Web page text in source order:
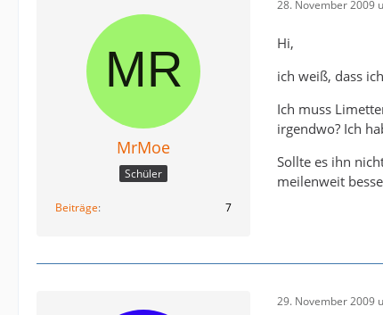
MrMoe
Schüler
Beiträge 7
28. November 2009
Hi,
ich weiß, dass
Ich muss
irgendwo? Ich
Sollte es ihn
meilenweit
29. November 2009